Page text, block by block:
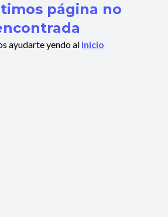
página no
ayudarte yendo al Inicio